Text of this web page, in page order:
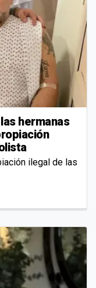
hermanas
ilegal de las